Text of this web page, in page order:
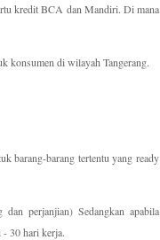
kredit BCA dan Mandiri. Di mana
konsumen di wilayah Tangerang.
barang-barang tertentu yang ready
perjanjian) Sedangkan apabila
- 30 hari kerja.